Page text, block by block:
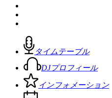
タイムテーブル
DJプロフィール
インフォメーション